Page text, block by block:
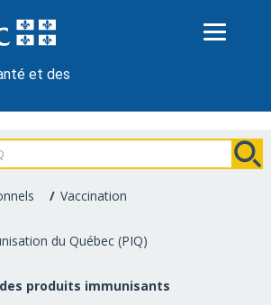
et des
Vaccination
du Québec (PIQ)
produits immunisants